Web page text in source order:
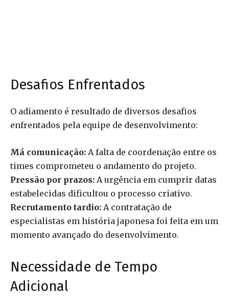
Desafios Enfrentados
O adiamento é resultado de diversos desafios
enfrentados pela equipe de desenvolvimento:
Má comunicação: A falta de coordenação entre os
times comprometeu o andamento do projeto.
Pressão por prazos: A urgência em cumprir datas
estabelecidas dificultou o processo criativo.
Recrutamento tardio: A contratação de
especialistas em história japonesa foi feita em um
momento avançado do desenvolvimento.
Necessidade de Tempo
Adicional